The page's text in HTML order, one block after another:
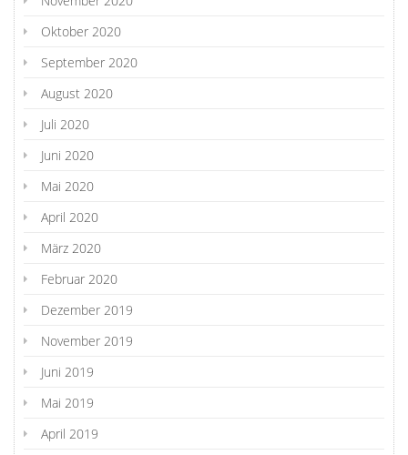
Oktober 2020
September 2020
August 2020
Juli 2020
Juni 2020
Mai 2020
April 2020
März 2020
Februar 2020
Dezember 2019
November 2019
Juni 2019
Mai 2019
April 2019